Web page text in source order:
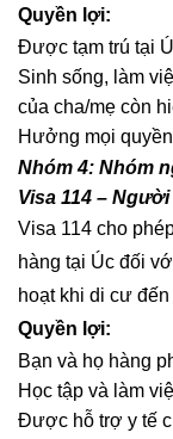
Quyền lợi:
Được tạm trú tại
Sinh sống, làm
của cha/mẹ còn
Hưởng mọi
Nhóm 4: Nhóm
Visa 114 –
Visa 114 cho
hàng tại Úc đối
hoạt khi di cư đến
Quyền lợi:
Bạn và họ hàng
Học tập và làm
Được hỗ trợ y tế